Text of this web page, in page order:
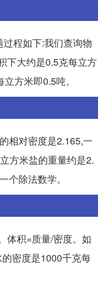
程如下:我们查询物
下大约是0.5克每立方
方米即0.5吨。
相对密度是2.165,一
方米盐的重量约是2.
个除法数学。
体积=质量/密度。如
密度是1000千克每